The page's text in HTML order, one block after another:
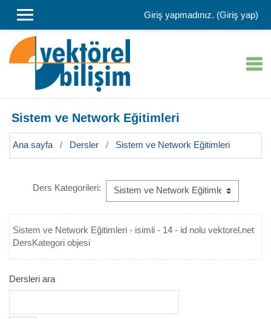
Giriş yapmadınız. (Giriş yap)
Sistem ve Network Eğitimleri
Ana sayfa Dersler Sistem ve Network Eğitimleri
Ders Kategorileri:
Sistem ve Network Eğitimleri - isimli - 14 - id nolu vektorel.net
DersKategori objesi
Dersleri ara